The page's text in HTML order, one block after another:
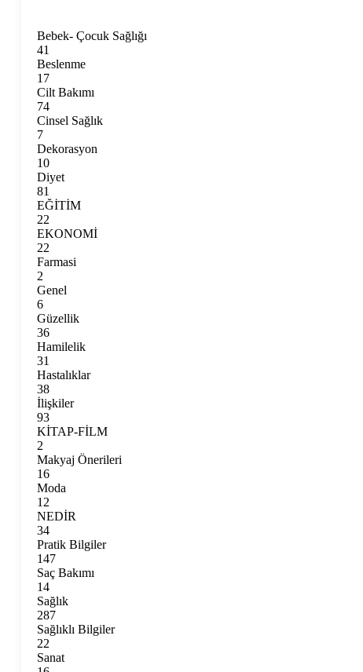
Bebek- Çocuk Sağlığı
41
Beslenme
17
Cilt Bakımı
74
Cinsel Sağlık
7
Dekorasyon
10
Diyet
81
EĞİTİM
22
EKONOMİ
22
Farmasi
2
Genel
6
Güzellik
36
Hamilelik
31
Hastalıklar
38
İlişkiler
93
KİTAP-FİLM
2
Makyaj Önerileri
16
Moda
12
NEDİR
34
Pratik Bilgiler
147
Saç Bakımı
14
Sağlık
287
Sağlıklı Bilgiler
22
Sanat